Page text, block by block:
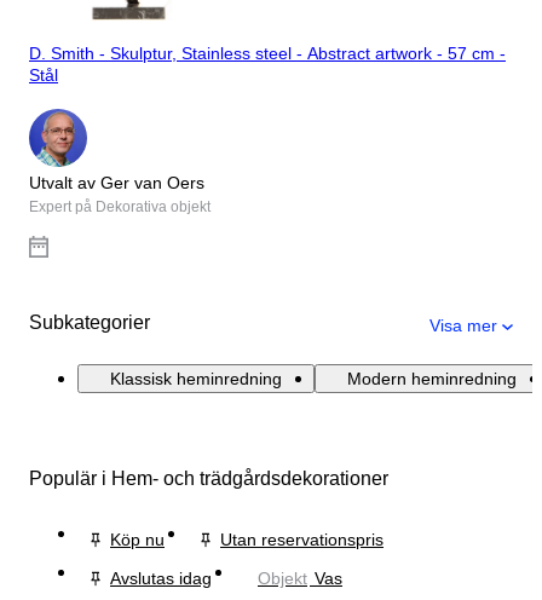
D. Smith - Skulptur, Stainless steel - Abstract artwork - 57 cm -
Stål
Utvalt av Ger van Oers
Expert på Dekorativa objekt
Subkategorier Visa mer
Klassisk heminredning Modern heminredning
Populär i Hem- och trädgårdsdekorationer
Köp nu
Utan reservationspris
Avslutas idag
Objekt Vas